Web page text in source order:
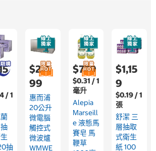
/ 1
抽
$2,4
99
惠而浦
20公升
微電腦
觸控式
微波爐
WMWE
$779
$0.31 / 1
毫升
Alepia
Marseill
E 液態馬
賽皂 馬
鞭草
$1,15
9
$0.19 / 1
張
舒潔 三
層抽取
式衛生
紙 100